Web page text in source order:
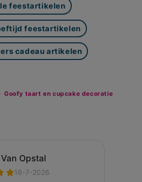
feestartikelen
feestartikelen
cadeau artikelen
Goofy taart en cupcake decoratie